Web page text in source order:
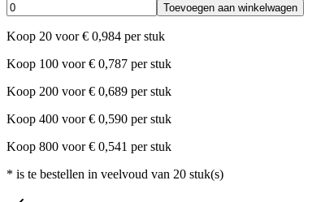
Toevoegen aan winkelwagen
Koop 20 voor € 0,984 per stuk
Koop 100 voor € 0,787 per stuk
Koop 200 voor € 0,689 per stuk
Koop 400 voor € 0,590 per stuk
Koop 800 voor € 0,541 per stuk
* is te bestellen in veelvoud van 20 stuk(s)